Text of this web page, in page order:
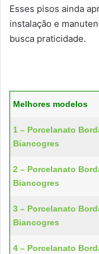
Esses pisos ainda
instalação e
busca praticidade.
Melhores modelos
1 – Porcelanato
Biancogres
2 – Porcelanato
Biancogres
3 – Porcelanato
Biancogres
4 – Porcelanato